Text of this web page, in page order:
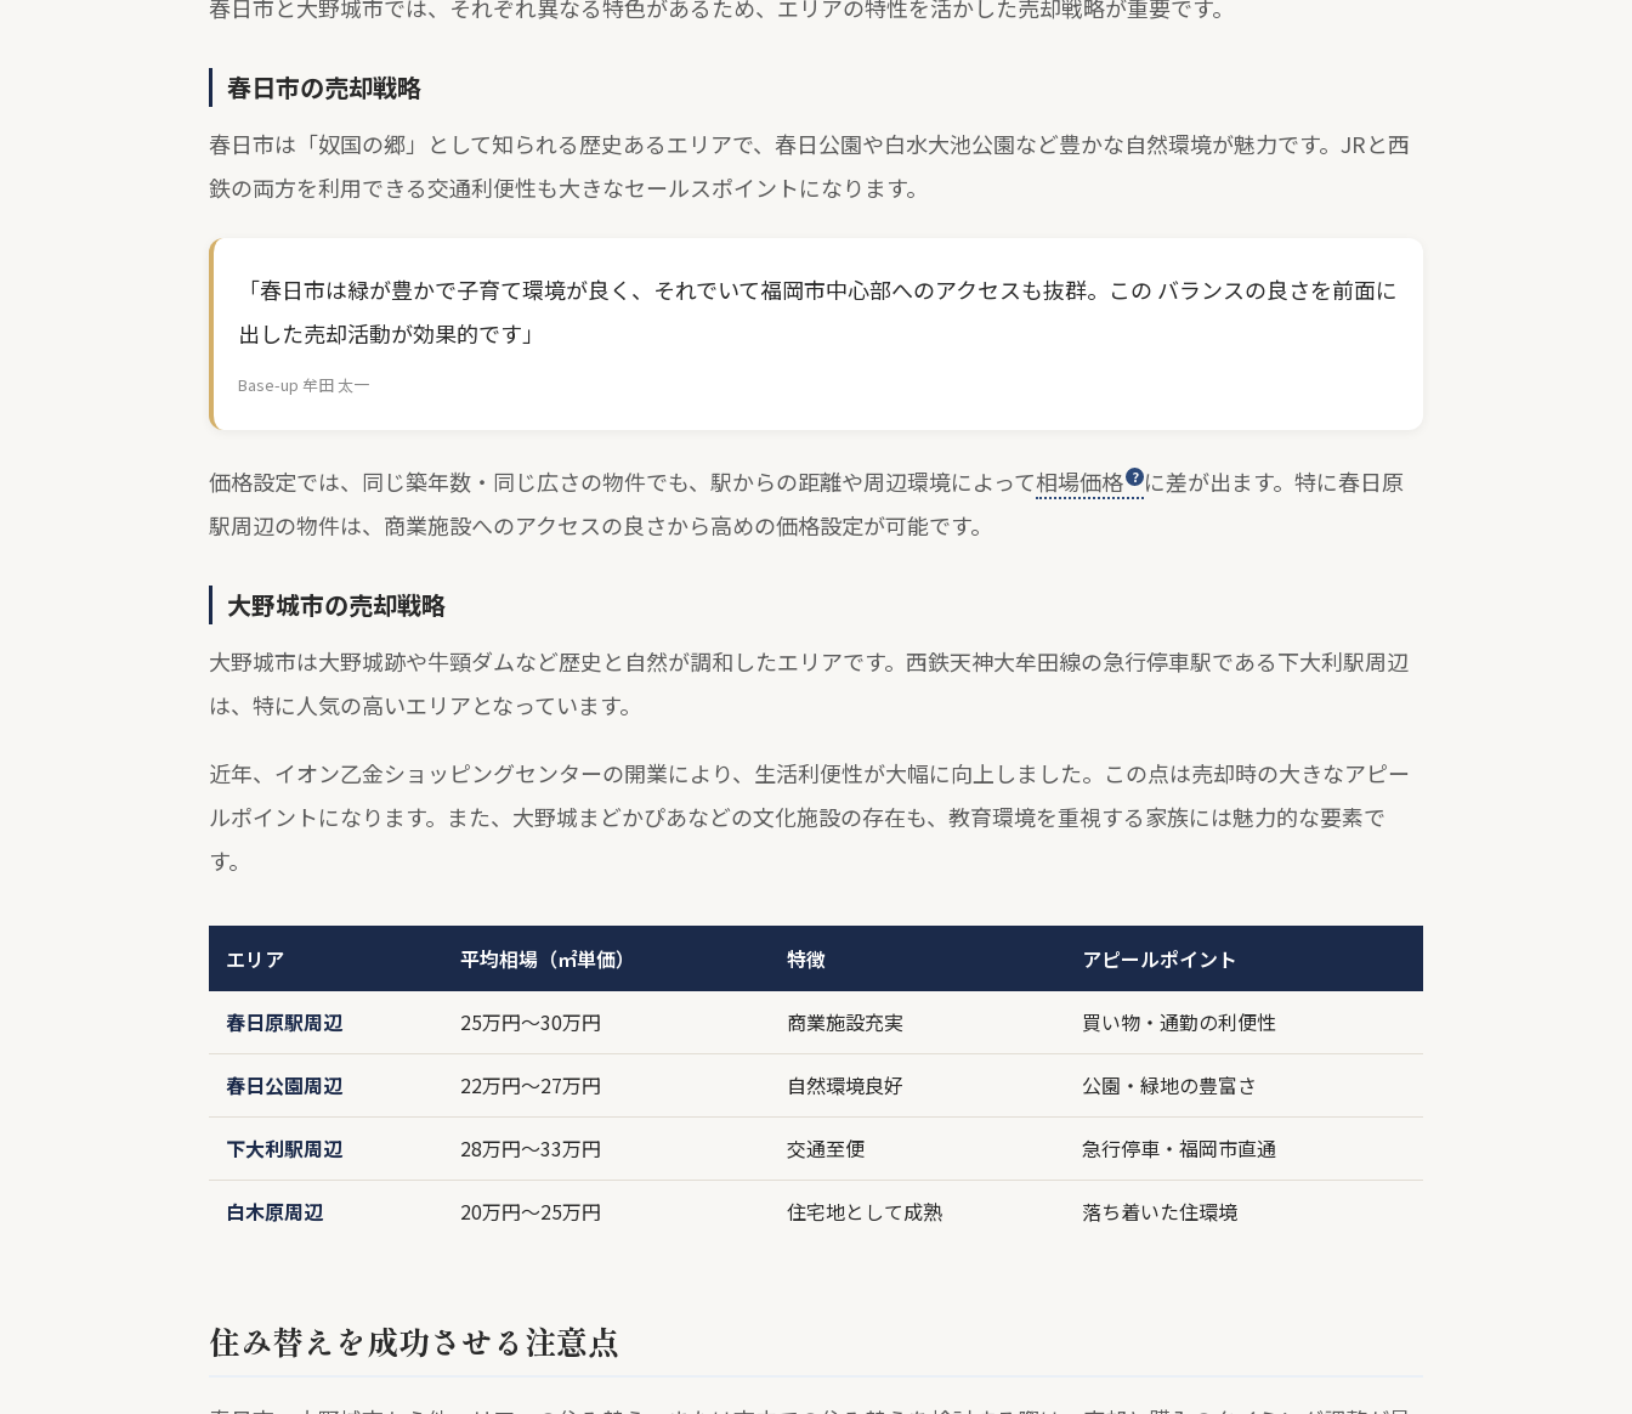
春日市と大野城市では、それぞれ異なる特色があるため、エリアの特性を活かした売却戦略が重要です。
春日市の売却戦略
春日市は「奴国の郷」として知られる歴史あるエリアで、春日公園や白水大池公園など豊かな自然環境が魅力です。JRと西
鉄の両方を利用できる交通利便性も大きなセールスポイントになります。
「春日市は緑が豊かで子育て環境が良く、それでいて福岡市中心部へのアクセスも抜群。この バランスの良さを前面に
出した売却活動が効果的です」
Base-up 牟田 太一
価格設定では、同じ築年数・同じ広さの物件でも、駅からの距離や周辺環境によって相場価格
に差が出ます。特に春日原
駅周辺の物件は、商業施設へのアクセスの良さから高めの価格設定が可能です。
大野城市の売却戦略
大野城市は大野城跡や牛頸ダムなど歴史と自然が調和したエリアです。西鉄天神大牟田線の急行停車駅である下大利駅周辺
は、特に人気の高いエリアとなっています。
近年、イオン乙金ショッピングセンターの開業により、生活利便性が大幅に向上しました。この点は売却時の大きなアピー
ルポイントになります。また、大野城まどかぴあなどの文化施設の存在も、教育環境を重視する家族には魅力的な要素で
す。
エリア 平均相場（㎡単価） 特徴 アピールポイント
春日原駅周辺 25万円〜30万円 商業施設充実 買い物・通勤の利便性
春日公園周辺 22万円〜27万円 自然環境良好 公園・緑地の豊富さ
下大利駅周辺 28万円〜33万円 交通至便 急行停車・福岡市直通
白木原周辺 20万円〜25万円 住宅地として成熟 落ち着いた住環境
住み替えを成功させる注意点